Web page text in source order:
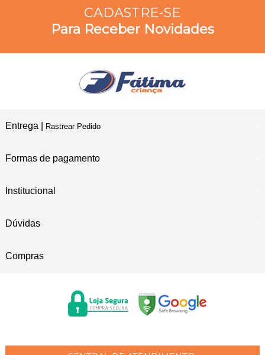
CADASTRE-SE
Para Receber Novidades
Entrega | Rastrear Pedido
Formas de pagamento
Institucional
Dúvidas
Compras